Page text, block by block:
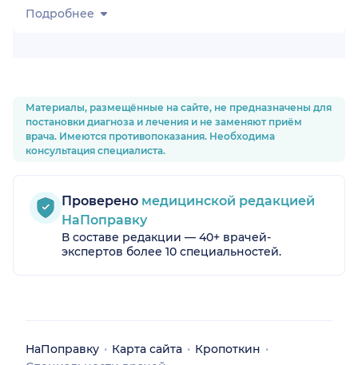
Подробнее
Материалы, размещённые на сайте, не предназначены для
постановки диагноза и лечения и не заменяют приём
врача. Имеются противопоказания. Необходима
консультация специалиста.
Проверено медицинской редакцией
НаПоправку
В составе редакции — 40+ врачей-
экспертов более 10 специальностей.
НаПоправку Карта сайта
Кропоткин